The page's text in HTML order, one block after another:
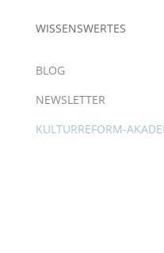
WISSENSWERTES
BLOG
NEWSLETTER
KULTURREFORM-